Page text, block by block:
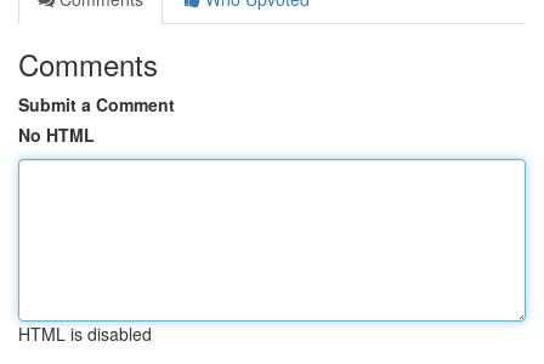
Comments
Submit a Comment
No HTML
HTML is disabled